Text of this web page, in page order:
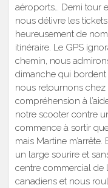
aéroports… Demi tour
nous délivre les
heureusement de
itinéraire. Le GPS
chemin, nous
dimanche qui bordent
nous retournons
compréhension à
notre scooter contre
commence à sortir
mais Martine
un large sourire et
centre commercial de
canadiens et nous